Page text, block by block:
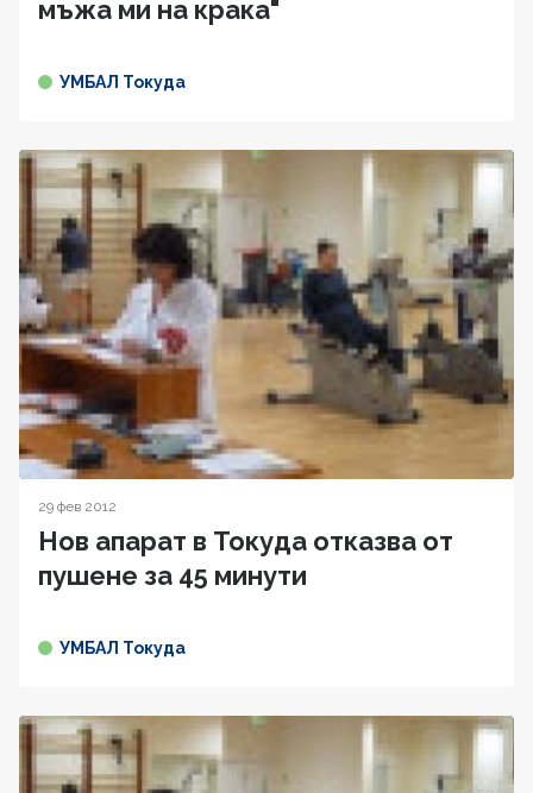
мъжа ми на крака"
УМБАЛ Токуда
29 фев 2012
Нов апарат в Токуда отказва от
пушене за 45 минути
УМБАЛ Токуда